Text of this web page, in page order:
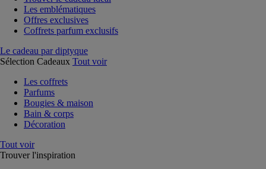
Les emblématiques
Offres exclusives
Coffrets parfum exclusifs
Le cadeau par diptyque
Sélection Cadeaux Tout voir
Les coffrets
Parfums
Bougies & maison
Bain & corps
Décoration
Tout voir
Trouver l'inspiration